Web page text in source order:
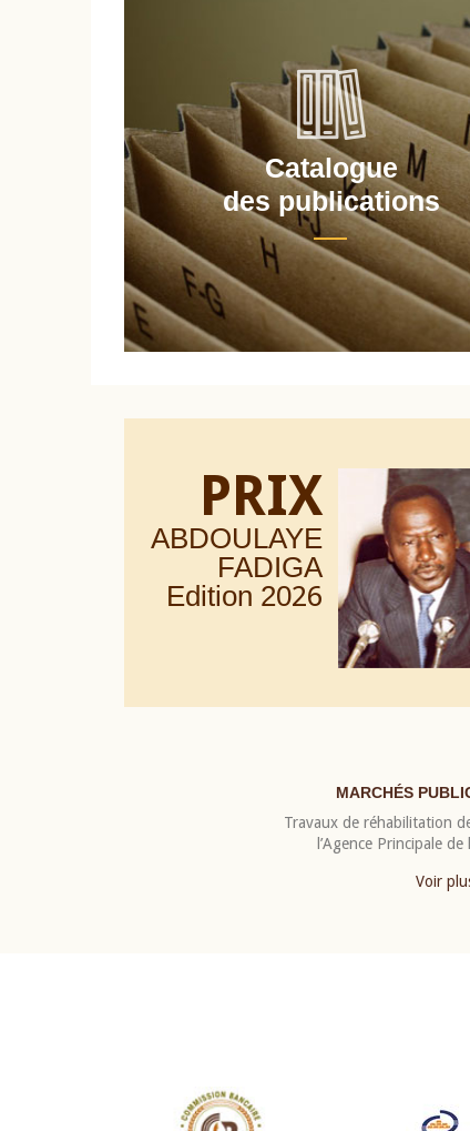
Catalogue
des publications
PRIX
ABDOULAYE
FADIGA
Edition 2026
MARCHÉS
Travaux de réhabilitation
l’Agence Principale
Voir